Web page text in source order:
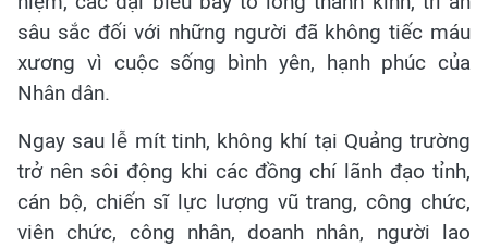
sâu sắc đối với những người đã không tiếc máu
xương vì cuộc sống bình yên, hạnh phúc của
Nhân dân.
Ngay sau lễ mít tinh, không khí tại Quảng trường
trở nên sôi động khi các đồng chí lãnh đạo tỉnh,
cán bộ, chiến sĩ lực lượng vũ trang, công chức,
viên chức, công nhân, doanh nhân, người lao